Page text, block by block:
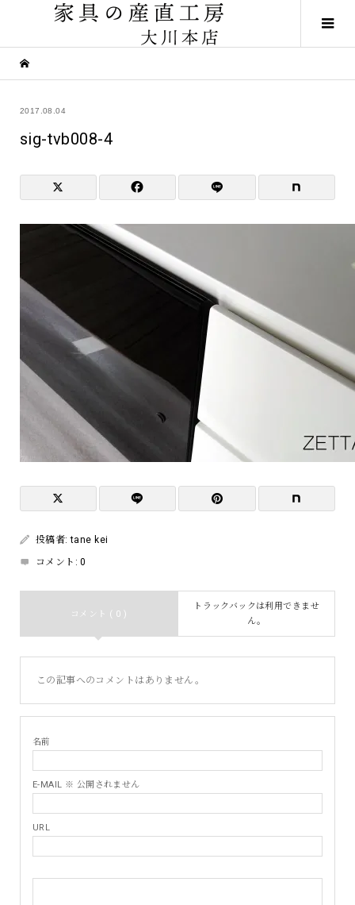
2017.08.04
sig-tvb008-4
投稿者:tane kei
コメント:0
コメント ( 0 )
トラックバックは利用できませ
ん。
この記事へのコメントはありません。
名前
E-MAIL ※ 公開されません
URL